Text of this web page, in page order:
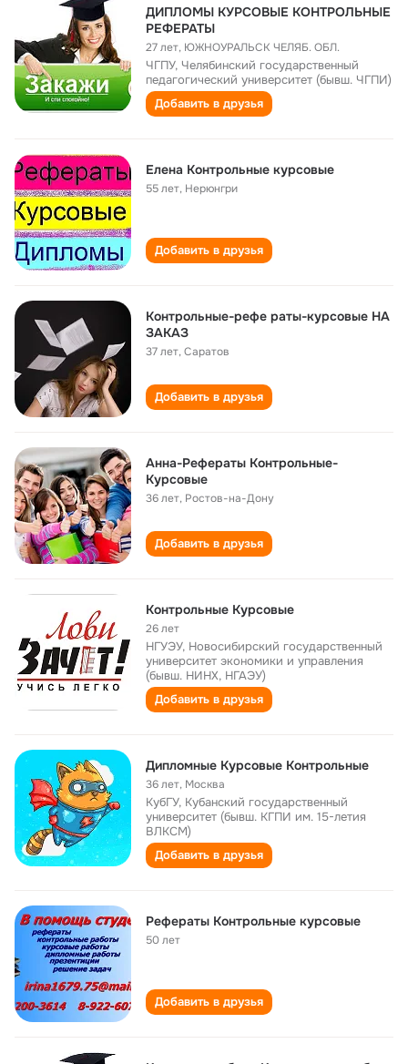
ДИПЛОМЫ КУРСОВЫЕ КОНТРОЛЬНЫЕ
РЕФЕРАТЫ
27 лет, ЮЖНОУРАЛЬСК ЧЕЛЯБ. ОБЛ.
ЧГПУ, Челябинский государственный
педагогический университет (бывш. ЧГПИ)
Добавить в друзья
Елена Контрольные курсовые
55 лет, Нерюнгри
Добавить в друзья
Контрольные-рефе раты-курсовые НА
ЗАКАЗ
37 лет,Саратов
Добавить в друзья
Анна-Рефераты Контрольные-
Курсовые
36 лет, Ростов-на-Дону
Добавить в друзья
Контрольные Курсовые
26 лет
НГУЭУ, Новосибирский государственный
университет экономики и управления
(бывш. НИНХ, НГАЭУ)
Добавить в друзья
Дипломные Курсовые Контрольные
36 лет, Москва
КубГУ, Кубанский государственный
университет (бывш. КГПИ им. 15-летия
ВЛКСМ)
Добавить в друзья
Рефераты Контрольные курсовые
50 лет
Добавить в друзья